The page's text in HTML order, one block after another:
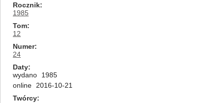
Rocznik
1985
Tom
12
Numer
24
Daty
wydano
1985
online
2016-10-21
Twórcy